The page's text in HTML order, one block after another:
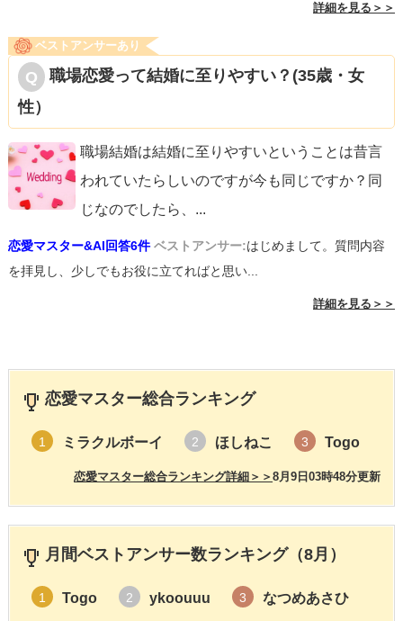
詳細を見る＞＞
ベストアンサーあり
職場恋愛って結婚に至りやすい？(35歳・女
性）
職場結婚は結婚に至りやすいということは昔言
われていたらしいのですが今も同じですか？同
じなのでしたら、 ...
恋愛マスター&AI回答6件 ベストアンサー:はじめまして。質問内容
を拝見し、少しでもお役に立てればと思い...
詳細を見る＞＞
恋愛マスター総合ランキング
1 ミラクルボーイ 2 ほしねこ 3 Togo
8月9日03時48分更新
恋愛マスター総合ランキング詳細＞＞
月間ベストアンサー数ランキング（8月）
1 Togo 2 ykoouuu 3 なつめあさひ